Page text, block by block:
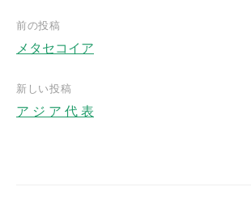
稿
ナ
前の投稿
メタセコイア
新しい投稿
ア ジ ア 代 表